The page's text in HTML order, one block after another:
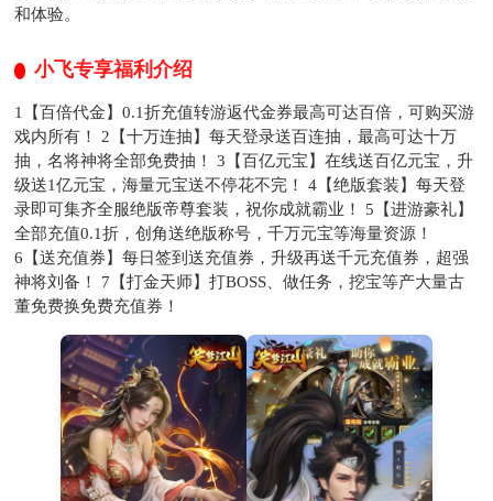
和体验。
小飞专享福利介绍
1【百倍代金】0.1折充值转游返代金券最高可达百倍，可购买游
戏内所有！ 2【十万连抽】每天登录送百连抽，最高可达十万
抽，名将神将全部免费抽！ 3【百亿元宝】在线送百亿元宝，升
级送1亿元宝，海量元宝送不停花不完！ 4【绝版套装】每天登
录即可集齐全服绝版帝尊套装，祝你成就霸业！ 5【进游豪礼】
全部充值0.1折，创角送绝版称号，千万元宝等海量资源！
6【送充值券】每日签到送充值券，升级再送千元充值券，超强
神将刘备！ 7【打金天师】打BOSS、做任务，挖宝等产大量古
董免费换免费充值券！